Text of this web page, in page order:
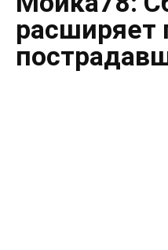
расширяет